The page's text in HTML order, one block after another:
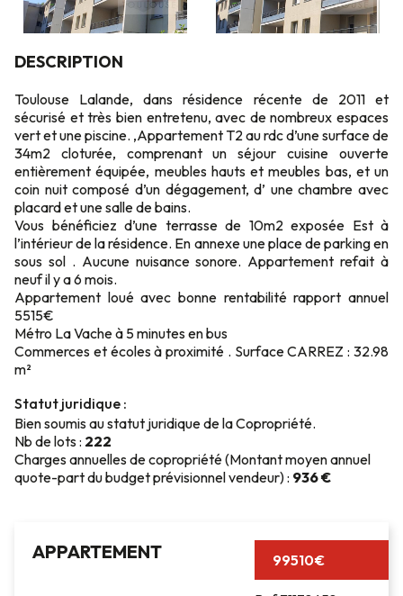
APPARTEMENT 99510€
DESCRIPTION
Toulouse Lalande, dans résidence récente de 2011 et
sécurisé et très bien entretenu, avec de nombreux espaces
vert et une piscine. ,Appartement T2 au rdc d’une surface de
34m2 cloturée, comprenant un séjour cuisine ouverte
entièrement équipée, meubles hauts et meubles bas, et un
coin nuit composé d’un dégagement, d’ une chambre avec
placard et une salle de bains.
Vous bénéficiez d’une terrasse de 10m2 exposée Est à
l’intérieur de la résidence. En annexe une place de parking en
sous sol . Aucune nuisance sonore. Appartement refait à
neuf il y a 6 mois.
Appartement loué avec bonne rentabilité rapport annuel
5515€
Métro La Vache à 5 minutes en bus
Commerces et écoles à proximité . Surface CARREZ : 32.98
m²
Statut juridique :
Bien soumis au statut juridique de la Copropriété.
Nb de lots : 222
Charges annuelles de copropriété (Montant moyen annuel
quote-part du budget prévisionnel vendeur) : 936 €